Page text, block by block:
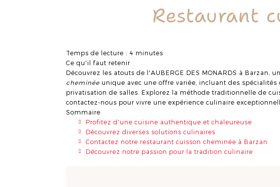
Restaurant
Temps de lecture : 4 minutes
Ce qu'il faut retenir
Découvrez les atouts de l'AUBERGE DES MONARDS à Barzan, un
cheminée unique avec une offre variée, incluant des spécialités
privatisation de salles. Explorez la méthode traditionnelle de
contactez-nous pour vivre une expérience culinaire
Sommaire
Profitez d'une cuisine authentique et chaleureuse
Découvrez diverses solutions culinaires
Contactez notre restaurant cuisson cheminée à Barzan
Découvrez notre passion pour la tradition culinaire